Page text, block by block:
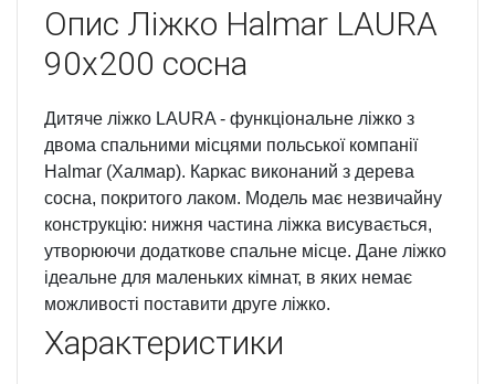
Опис Ліжко Halmar LAURA
90х200 сосна
Дитяче ліжко LAURA - функціональне ліжко з
двома спальними місцями польської компанії
Halmar (Халмар). Каркас виконаний з дерева
сосна, покритого лаком. Модель має незвичайну
конструкцію: нижня частина ліжка висувається,
утворюючи додаткове спальне місце. Дане ліжко
ідеальне для маленьких кімнат, в яких немає
можливості поставити друге ліжко.
Характеристики